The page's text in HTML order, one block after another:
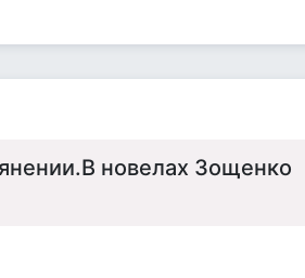
новелах Зощенко